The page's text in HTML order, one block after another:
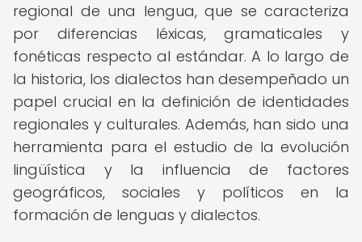
regional de una lengua, que se caracteriza
por diferencias léxicas, gramaticales y
fonéticas respecto al estándar. A lo largo de
la historia, los dialectos han desempeñado un
papel crucial en la definición de identidades
regionales y culturales. Además, han sido una
herramienta para el estudio de la evolución
lingüística y la influencia de factores
geográficos, sociales y políticos en la
formación de lenguas y dialectos.